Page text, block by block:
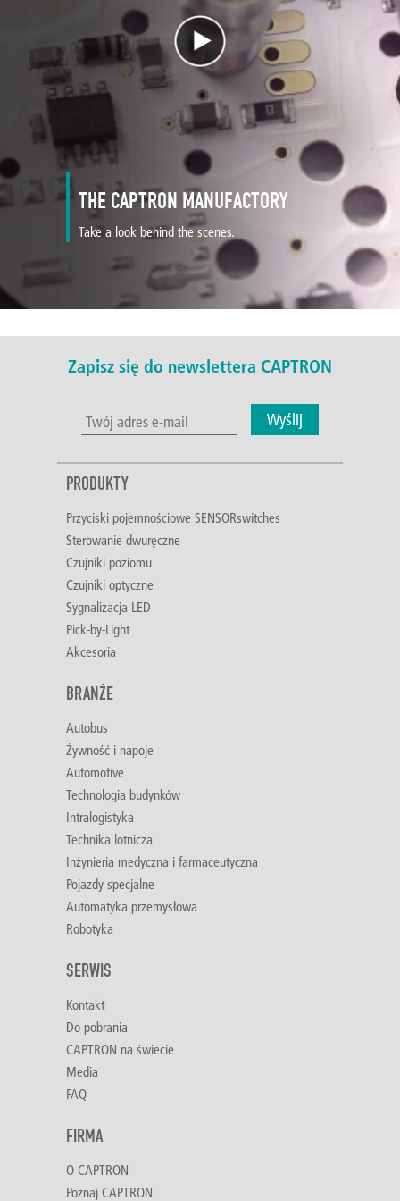
THE CAPTRON MANUFACTORY
Take a look behind the scenes.
Zapisz się do newslettera CAPTRON
Wyślij
PRODUKTY
Przyciski pojemnościowe SENSORswitches
Sterowanie dwuręczne
Czujniki poziomu
Czujniki optyczne
Sygnalizacja LED
Pick-by-Light
Akcesoria
BRANŻE
Autobus
Żywność i napoje
Automotive
Technologia budynków
Intralogistyka
Technika lotnicza
Inżynieria medyczna i farmaceutyczna
Pojazdy specjalne
Automatyka przemysłowa
Robotyka
SERWIS
Kontakt
Do pobrania
CAPTRON na świecie
Media
FAQ
FIRMA
O CAPTRON
Poznaj CAPTRON